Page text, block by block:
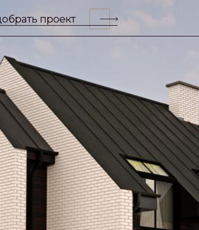
проект